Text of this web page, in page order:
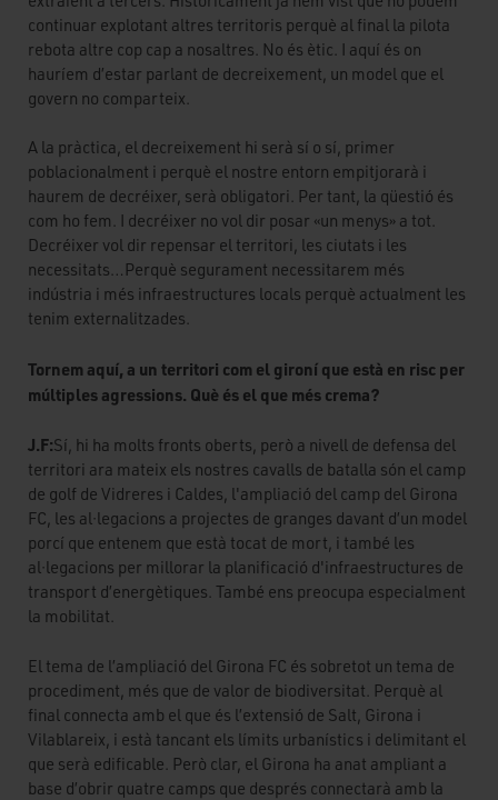
continuar explotant altres territoris perquè al final la pilota
rebota altre cop cap a nosaltres. No és ètic. I aquí és on
hauríem d’estar parlant de decreixement, un model que el
govern no comparteix.
A la pràctica, el decreixement hi serà sí o sí, primer
poblacionalment i perquè el nostre entorn empitjorarà i
haurem de decréixer, serà obligatori. Per tant, la qüestió és
com ho fem. I decréixer no vol dir posar «un menys» a tot.
Decréixer vol dir repensar el territori, les ciutats i les
necessitats…Perquè segurament necessitarem més
indústria i més infraestructures locals perquè actualment les
tenim externalitzades.
Tornem aquí, a un territori com el gironí que està en risc per
múltiples agressions. Què és el que més crema?
J.F:Sí, hi ha molts fronts oberts, però a nivell de defensa del
territori ara mateix els nostres cavalls de batalla són el camp
de golf de Vidreres i Caldes, l'ampliació del camp del Girona
FC, les al·legacions a projectes de granges davant d’un model
porcí que entenem que està tocat de mort, i també les
al·legacions per millorar la planificació d'infraestructures de
transport d’energètiques. També ens preocupa especialment
la mobilitat.
El tema de l’ampliació del Girona FC és sobretot un tema de
procediment, més que de valor de biodiversitat. Perquè al
final connecta amb el que és l’extensió de Salt, Girona i
Vilablareix, i està tancant els límits urbanístics i delimitant el
que serà edificable. Però clar, el Girona ha anat ampliant a
base d’obrir quatre camps que després connectarà amb la